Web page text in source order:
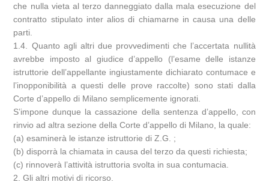
che nulla vieta al terzo danneggiato dalla mala esecuzione del
contratto stipulato inter alios di chiamarne in causa una delle
parti.
1.4. Quanto agli altri due provvedimenti che l’accertata nullità
avrebbe imposto al giudice d’appello (l’esame delle istanze
istruttorie dell’appellante ingiustamente dichiarato contumace e
l’inopponibilità a questi delle prove raccolte) sono stati dalla
Corte d’appello di Milano semplicemente ignorati.
S’impone dunque la cassazione della sentenza d’appello, con
rinvio ad altra sezione della Corte d’appello di Milano, la quale:
(a) esaminerà le istanze istruttorie di Z.G. ;
(b) disporrà la chiamata in causa del terzo da questi richiesta;
(c) rinnoverà l’attività istruttoria svolta in sua contumacia.
2. Gli altri motivi di ricorso.